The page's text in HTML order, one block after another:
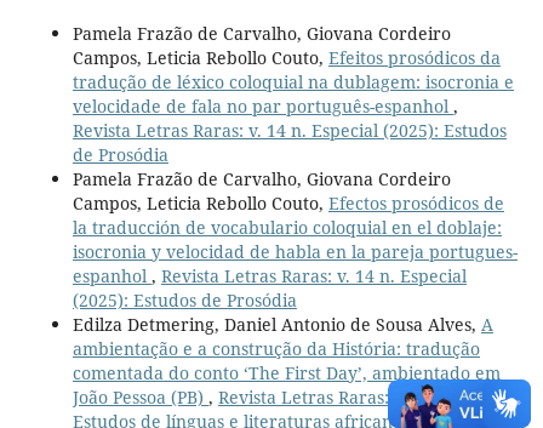
Pamela Frazão de Carvalho, Giovana Cordeiro
Campos, Leticia Rebollo Couto, Efeitos prosódicos da
tradução de léxico coloquial na dublagem: isocronia e
velocidade de fala no par português-espanhol ,
Revista Letras Raras: v. 14 n. Especial (2025): Estudos
de Prosódia
Pamela Frazão de Carvalho, Giovana Cordeiro
Campos, Leticia Rebollo Couto, Efectos prosódicos de
la traducción de vocabulario coloquial en el doblaje:
isocronia y velocidad de habla en la pareja portugues-
espanhol , Revista Letras Raras: v. 14 n. Especial
(2025): Estudos de Prosódia
Edilza Detmering, Daniel Antonio de Sousa Alves, A
ambientação e a construção da História: tradução
comentada do conto ‘The First Day’, ambientado em
João Pessoa (PB) , Revista Letras Raras: v. 5 n. 2 (2016):
Estudos de línguas e literaturas africanas